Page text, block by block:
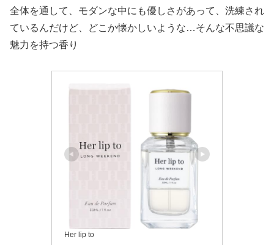
全体を通して、モダンな中にも優しさがあって、洗練され
ているんだけど、どこか懐かしいような…そんな不思議な
魅力を持つ香り
Her lip to